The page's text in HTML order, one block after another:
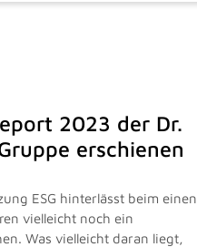
2023 der Dr.
erschienen
ESG hinterlässt beim einen
vielleicht noch ein
Was vielleicht daran liegt,